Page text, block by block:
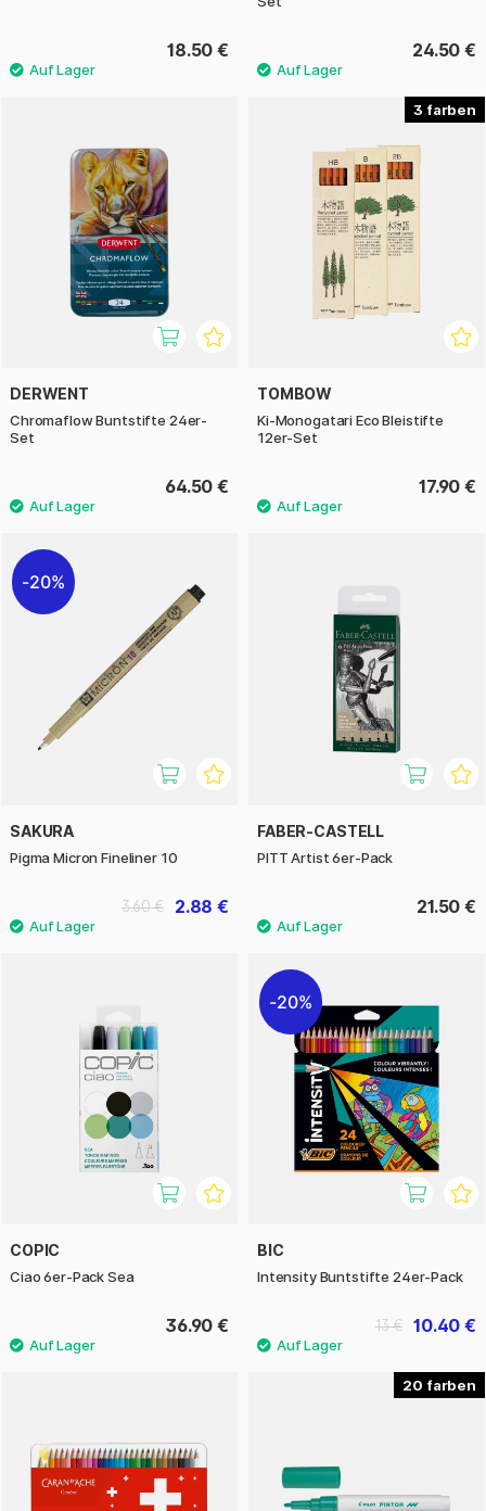
18.50 € 24.50 €
DERWENT
Chromaflow Buntstifte 24er-
Set
64.50 €
3
TOMBOW
Ki-Monogatari Eco Bleistifte
12er-Set
17.90 €
20%
SAKURA
Pigma Micron Fineliner 10
2.88 €
3.60 €
FABER-CASTELL
PITT Artist 6er-Pack
21.50 €
COPIC
Ciao 6er-Pack Sea
36.90 €
20%
BIC
Intensity Buntstifte 24er-Pack
10.40 €
13 €
20